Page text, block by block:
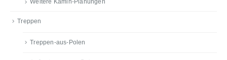
Weitere Kamin-Planungen
Treppen
Treppen-aus-Polen